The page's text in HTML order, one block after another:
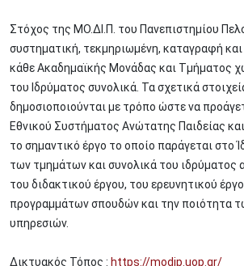
Στόχος της ΜΟ.ΔΙ.Π. του Πανεπιστημίου
συστηματική, τεκμηριωμένη, καταγραφή και
κάθε Ακαδημαϊκής Μονάδας και Τμήματος
του Ιδρύματος συνολικά. Τα σχετικά
δημοσιοποιούνται με τρόπο ώστε να
Εθνικού Συστήματος Ανώτατης Παιδείας
το σημαντικό έργο το οποίο παράγεται στο
των τμημάτων και συνολικά του ιδρύματος
του διδακτικού έργου, του ερευνητικού
προγραμμάτων σπουδών και την ποιότητα
υπηρεσιών.
Δικτυακός Τόπος : https://modip.uop.gr/